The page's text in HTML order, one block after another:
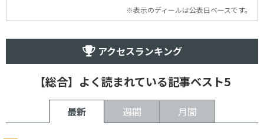
※表示のディールは公表日ベースです。
アクセスランキング
【総合】よく読まれている記事ベスト5
最新 週間 月間